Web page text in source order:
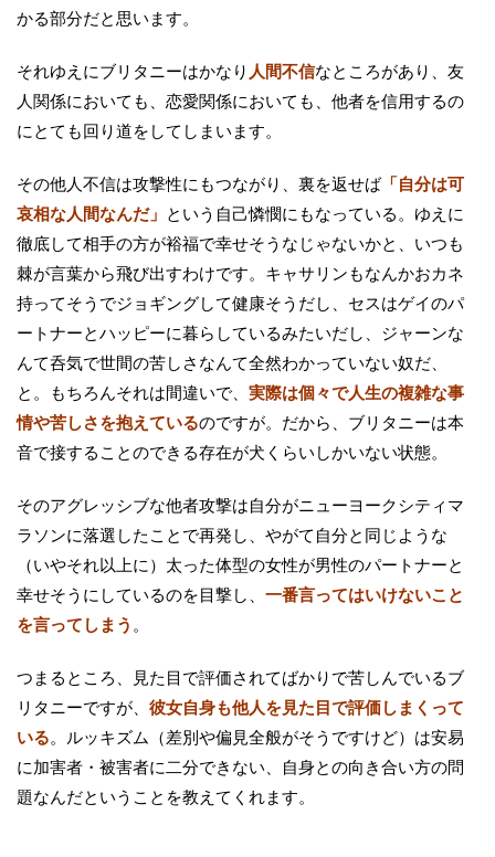
かる部分だと思います。
それゆえにブリタニーはかなり 人間不信なところがあり、友
人関係においても、恋愛関係においても、他者を信用するの
にとても回り道をしてしまいます。
その他人不信は攻撃性にもつながり、裏を返せば「自分は可
哀相な人間なんだ」 という自己憐憫にもなっている。ゆえに
徹底して相手の方が裕福で幸せそうなじゃないかと、いつも
棘が言葉から飛び出すわけです。キャサリンもなんかおカネ
持ってそうでジョギングして健康そうだし、セスはゲイのパ
ートナーとハッピーに暮らしているみたいだし、ジャーンな
んて呑気で世間の苦しさなんて全然わかっていない奴だ、
と。もちろんそれは間違いで、 実際は個々で人生の複雑な事
情や苦しさを抱えているのですが。だから、ブリタニーは本
音で接することのできる存在が犬くらいしかいない状態。
そのアグレッシブな他者攻撃は自分がニューヨークシティマ
ラソンに落選したことで再発し、やがて自分と同じような
（いやそれ以上に）太った体型の女性が男性のパートナーと
幸せそうにしているのを目撃し、 一番言ってはいけないこと
を言ってしまう 。
つまるところ、見た目で評価されてばかりで苦しんでいるブ
リタニーですが、 彼女自身も他人を見た目で評価しまくって
いる。ルッキズム（差別や偏見全般がそうですけど）は安易
に加害者・被害者に二分できない、自身との向き合い方の問
題なんだということを教えてくれます。